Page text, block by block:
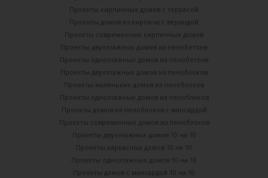
Проекты кирпичных домов с террасой
Проекты домов из кирпича с верандой
Проекты современных кирпичных домов
Проекты двухэтажных домов из пенобетона
Проекты одноэтажных домов из пенобетона
Проекты двухэтажных домов из пеноблоков
Проекты маленьких домов из пеноблоков
Проекты одноэтажных домов из пеноблоков
Проекты домов из пеноблоков с мансардой
Проекты современных домов из пеноблоков
Проекты двухэтажных домов 10 на 10
Проекты каркасных домов 10 на 10
Проекты одноэтажных домов 10 на 10
Проекты домов с мансардой 10 на 10